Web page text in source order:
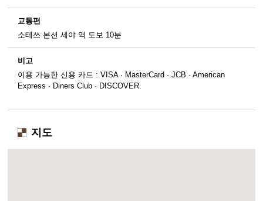
교통편
소테쓰 본선 세야 역 도보 10분
비고
이용 가능한 신용 카드 : VISA · MasterCard · JCB · American
Express · Diners Club · DISCOVER.
지도